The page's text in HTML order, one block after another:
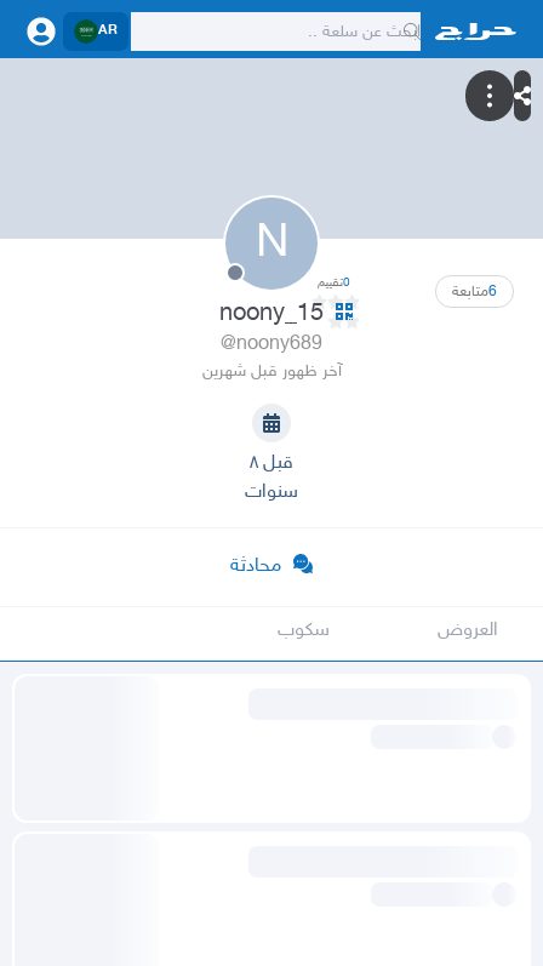
AR
N
6متابعة 0تقييم
noony_15
@noony689
آخر ظهور قبل شهرين
قبل ٨
سنوات
محادثة
العروض سكوب